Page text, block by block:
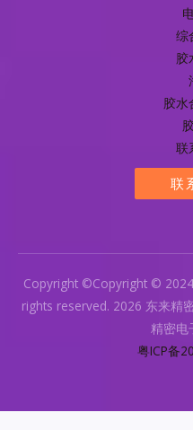
综
胶
胶水
联
联
Copyright ©Copyright ©
rights reserved. 2026 东来精
精密电
粤ICP备